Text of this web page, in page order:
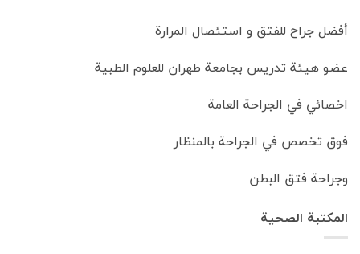
أفضل جراح للفتق و استئصال المرارة
عضو هيئة تدريس بجامعة طهران للعلوم الطبية
اخصائي في الجراحة العامة
فوق تخصص في الجراحة بالمنظار
وجراحة فتق البطن
المكتبة الصحية